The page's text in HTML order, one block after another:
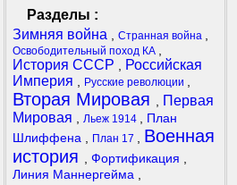
Разделы :
Зимняя война
Странная война
Освободительный поход КА
История СССР
Российская
Империя
Русские революции
Вторая Мировая
Первая
Мировая
Льеж 1914
План
Шлиффена
План 17
Военная
история
Фортификация
Линия Маннергейма